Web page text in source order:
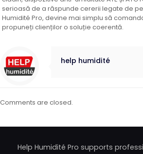
serioasă de a răspunde cererii legate de
Humidité Pro, devine mai simplu să
propuneți clienților o soluție coerentă.
help humidité
Comments are closed.
Help Humidité Pro supports